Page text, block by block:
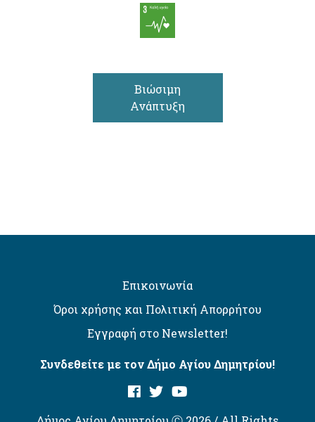
Βιώσιμη
Ανάπτυξη
Επικοινωνία
Όροι χρήσης και Πολιτική Απορρήτου
Εγγραφή στο Newsletter!
Συνδεθείτε με τον Δήμο Αγίου Δημητρίου!